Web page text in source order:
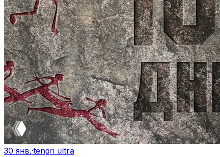
30 янв.·tengri ultra